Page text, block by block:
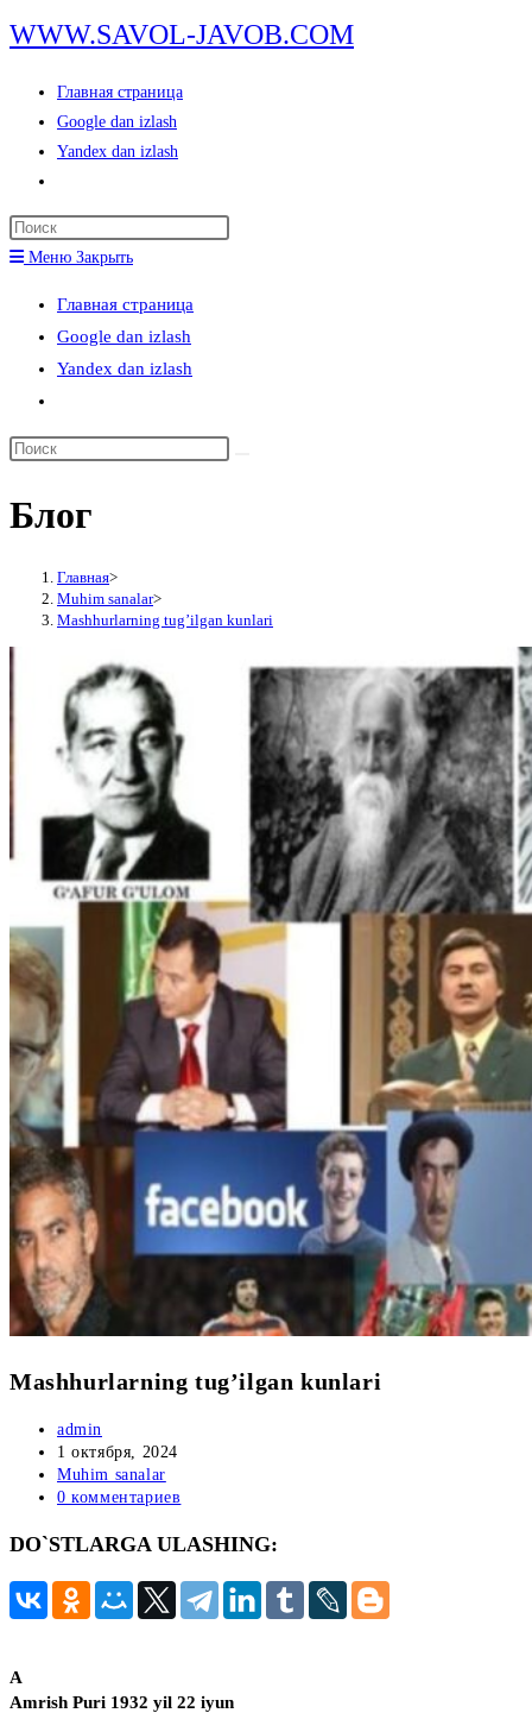
Перейти
к
содержимому
WWW.SAVOL-JAVOB.COM
Главная страница
Google dan izlash
Yandex dan izlash
по
веб-
сайту
Меню Закрыть
Главная страница
Google dan izlash
Yandex dan izlash
по
сайту
Поиск
сайте
Блог
Главная>
Muhim sanalar>
Mashhurlarning tug’ilgan kunlari
Mashhurlarning tug’ilgan kunlari
Автор
записи:
admin
Запись
опубликована:
1 октября, 2024
Рубрика
записи:
Muhim sanalar
Комментарии
записи:
0 комментариев
DO`STLARGA ULASHING:
A
Amrish Puri 1932 yil 22 iyun